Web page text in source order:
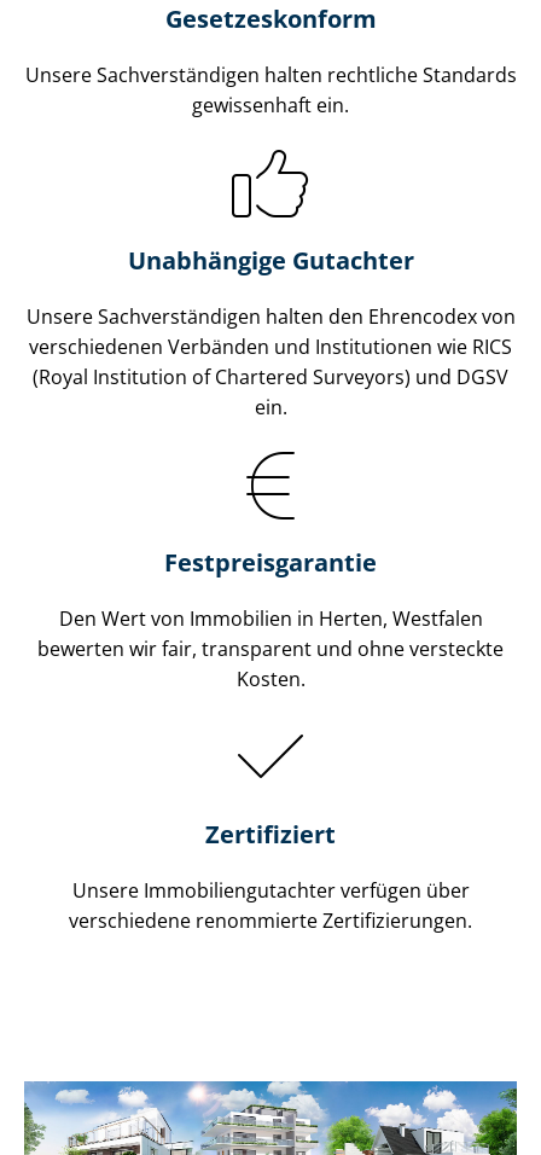
Gesetzes­konform
Unsere Sach­ver­stän­di­gen halten rechtliche Standards
gewissenhaft ein.
Unabhängige Gutachter
Unsere Sach­ver­stän­di­gen halten den Ehrencodex von
verschiedenen Verbänden und Institutionen wie RICS
(Royal Institution of Chartered Surveyors) und DGSV
ein.
Festpreis​garantie
Den Wert von Immobilien in Herten, Westfalen
bewerten wir fair, transparent und ohne versteckte
Kosten.
Zertifiziert
Unsere Immobilien­gutachter verfügen über
verschiedene renommierte Zer­ti­fi­zie­run­gen.